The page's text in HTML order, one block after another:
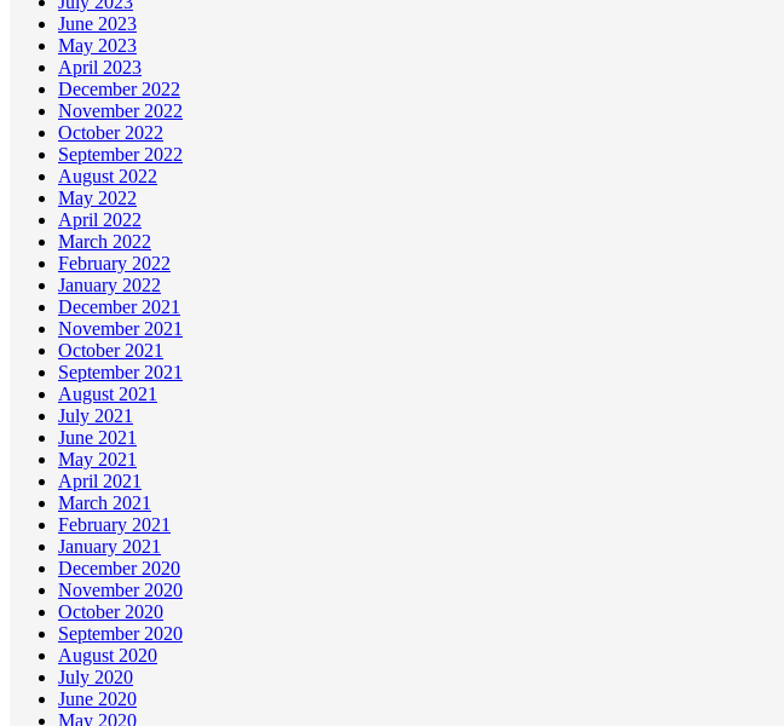
June 2023
May 2023
April 2023
December 2022
November 2022
October 2022
September 2022
August 2022
May 2022
April 2022
March 2022
February 2022
January 2022
December 2021
November 2021
October 2021
September 2021
August 2021
July 2021
June 2021
May 2021
April 2021
March 2021
February 2021
January 2021
December 2020
November 2020
October 2020
September 2020
August 2020
July 2020
June 2020
May 2020